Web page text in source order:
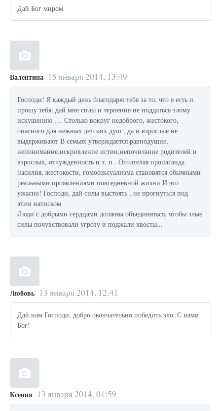
Дай Бог миром
Валентина 15 января 2014, 13:49
Господи! Я каждый день благодарю тебя за то, что я есть и
прошу тебя: дай мне силы и терпения не поддаться злому
искушению .... Столько вокруг недоброго, жестокого,
опасного для нежных детских душ , да и взрослые не
выдерживают В семьях утверждается равнодушие,
непонимание,искривление истин,непочитание родителей и
взрослых, отчужденность и т. п . Оголтелая пропаганда
насилия, жестокости, гомосексуализма становятся обычными
реальными проявлениями повседневной жизни И это
ужасно! Господи, дай силы выстоять , не прогнуться под
этим натиском
Люди с добрыми сердцами должны объединяться, чтобы злые
силы почувствовали угрозу и поджали хвосты...
Любовь 13 января 2014, 12:41
Дай нам Господи, добро окончательно победить зло. С нами
Бог!
Ксения 13 января 2014, 01:59